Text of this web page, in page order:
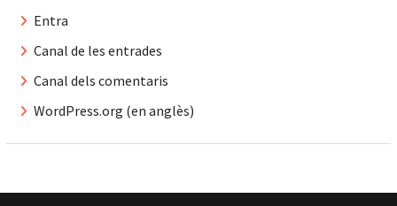
Entra
Canal de les entrades
Canal dels comentaris
WordPress.org (en anglès)